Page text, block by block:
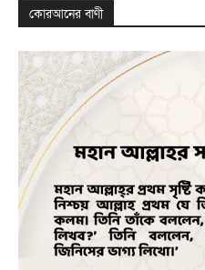
কোরআনের বাণী